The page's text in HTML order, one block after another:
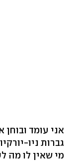
אני עומד
גברות ניו-
מי שאין לו מה